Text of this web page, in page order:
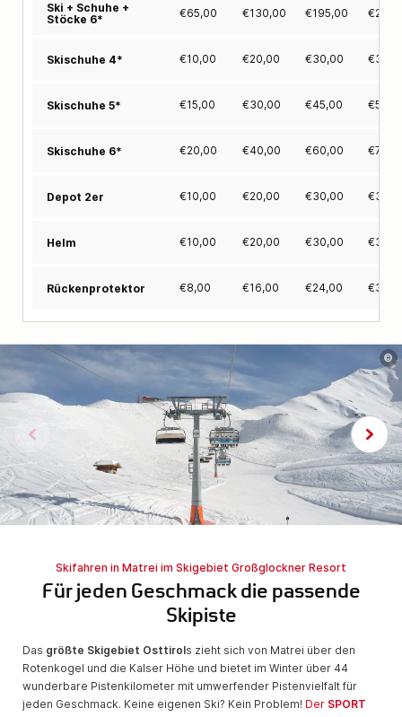
Ski + Schuhe +
Stöcke 6*
€65,00 €130,00 €195,00 €
Skischuhe 4* €10,00 €20,00 €30,00 €
Skischuhe 5* €15,00 €30,00 €45,00 €
Skischuhe 6* €20,00 €40,00 €60,00 €
Depot 2er €10,00 €20,00 €30,00 €
Helm €10,00 €20,00 €30,00 €
Rückenprotektor €8,00 €16,00 €24,00 €
©
Skifahren in Matrei im Skigebiet Großglockner Resort
Für jeden Geschmack die passende
Skipiste
Das größte Skigebiet Osttirols zieht sich von Matrei über den
Rotenkogel und die Kalser Höhe und bietet im Winter über 44
wunderbare Pistenkilometer mit umwerfender Pistenvielfalt für
jeden Geschmack. Keine eigenen Ski? Kein Problem! Der SPORT